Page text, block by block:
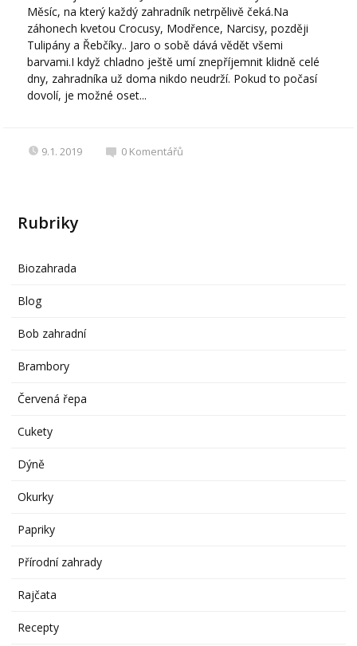
Měsíc, na který každý zahradník netrpělivě čeká.Na
záhonech kvetou Crocusy, Modřence, Narcisy, později
Tulipány a Řebčíky.. Jaro o sobě dává vědět všemi
barvami.I když chladno ještě umí znepříjemnit klidně celé
dny, zahradníka už doma nikdo neudrží. Pokud to počasí
dovolí, je možné oset...
9.1. 2019 0 Komentářů
Rubriky
Biozahrada
Blog
Bob zahradní
Brambory
Červená řepa
Cukety
Dýně
Okurky
Papriky
Přírodní zahrady
Rajčata
Recepty